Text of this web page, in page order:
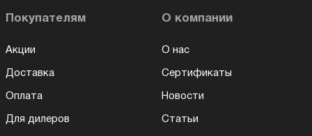
Покупателям
Акции
Доставка
Оплата
Для дилеров
О компании
О нас
Сертификаты
Новости
Статьи